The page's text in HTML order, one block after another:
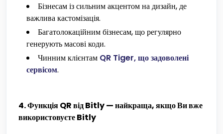
Бізнесам із сильним акцентом на дизайн, де
важлива кастомізація.
Багатолокаційним бізнесам, що регулярно
генерують масові коди.
Чинним клієнтам QR Tiger, що задоволені
сервісом.
4. Функція QR від Bitly — найкраща, якщо Ви вже
використовуєте Bitly